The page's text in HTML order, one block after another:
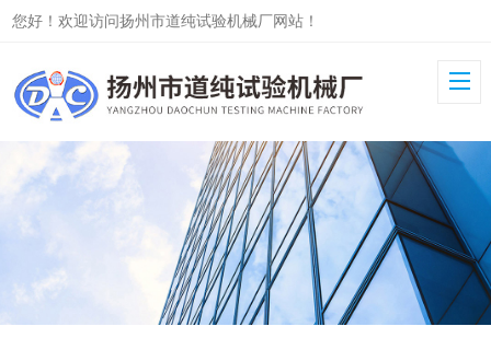
您好！欢迎访问扬州市道纯试验机械厂网站！